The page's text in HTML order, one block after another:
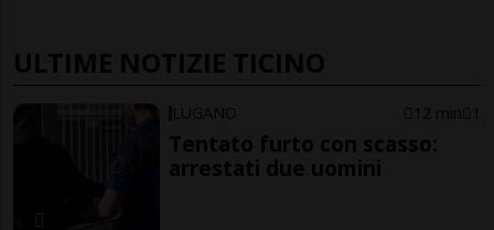
ULTIME NOTIZIE TICINO
LUGANO 12 min 1
Tentato furto con scasso:
arrestati due uomini